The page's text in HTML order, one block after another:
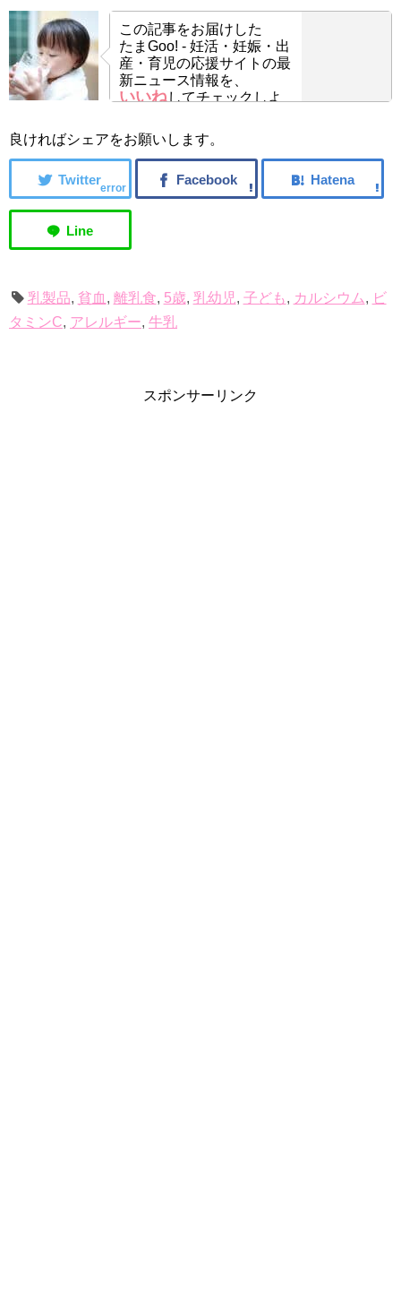
この記事をお届けした
たまGoo! - 妊活・妊娠・出
産・育児の応援サイトの最
新ニュース情報を、
いいねしてチェックしよ
良ければシェアをお願いします。
error
乳製品, 貧血 , 離乳食, 5歳, 乳幼児 , 子ども, カルシウム, ビ
タミンC, アレルギー, 牛乳
スポンサーリンク